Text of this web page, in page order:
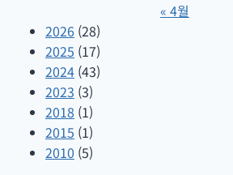
« 4월
2026 (28)
2025 (17)
2024 (43)
2023 (3)
2018 (1)
2015 (1)
2010 (5)